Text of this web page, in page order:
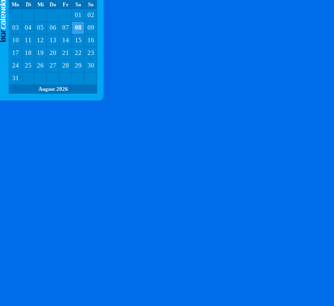
Mo Di Mi Do Fr Sa So
01
02
03
04 05 06 07 08
09
10
11 12 13 14 15
16
17
18 19 20 21 22
23
24
25 26 27 28 29
30
31
August 2026